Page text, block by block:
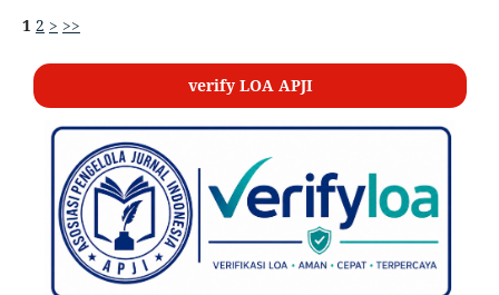
1 2 > >>
verify LOA APJI